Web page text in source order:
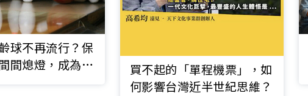
球不再流行？保
間熄燈，成為時
買不起的「單程機票」，如
何影響台灣近半世紀思維？